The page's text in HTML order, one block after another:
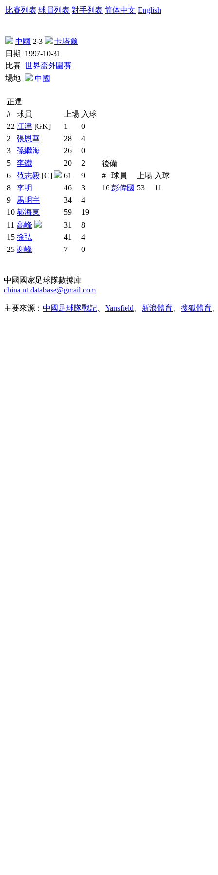
比賽列表 球員列表 對手列表 简体中文 English
中國 2-3
卡塔爾
日期
1997-10-31
比賽 世界盃外圍賽
場地
中國
正選
#
球員 上場 入球
22 江津 [GK] 1
0
2
張恩華 28
4
3
孫繼海 26
0
5
李鐵 20
2
6
范志毅 [C] 61
9
8
李明 46
3
9
馬明宇 34
4
10 郝海東 59
19
11 高峰 31
8
15 徐弘 41
4
25 謝峰 7 0
後備
#
球員 上場 入球
16 彭偉國 53 11
中國國家足球隊數據庫
china.nt.database@gmail.com
主要來源： 中國足球隊戰記 Yansfield 新浪體育 搜狐體育